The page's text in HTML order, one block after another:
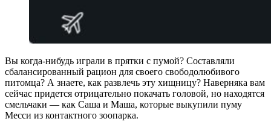
Вы когда-нибудь играли в прятки с пумой? Составляли
сбалансированный рацион для своего свободолюбивого
питомца? А знаете, как развлечь эту хищницу? Наверняка вам
сейчас придется отрицательно покачать головой, но находятся
смельчаки — как Саша и Маша, которые выкупили пуму
Месси из контактного зоопарка.